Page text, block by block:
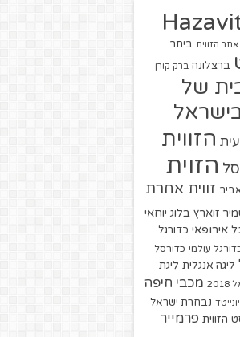
אתר הזווית ביתר
ברצלונה ברק קורן
של
הזווית
הזוית
זווית אחרת
זוארץ בלוג יוחאי
אירופאי כדורגל
עולמי כדורסל
ליגה אנגלית ליגת
מכבי חיפה
נבחרת ישראל
הזווית פרמייר